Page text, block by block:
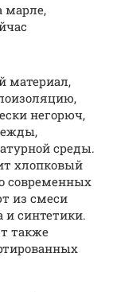
марле,
материал,
негорюч,
среды.
хлопковый
современных
из смеси
синтетики.
также